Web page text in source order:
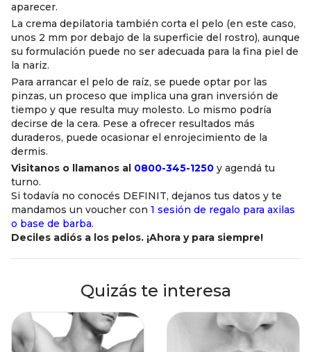
aparecer.
La crema depilatoria también corta el pelo (en este caso,
unos 2 mm por debajo de la superficie del rostro), aunque
su formulación puede no ser adecuada para la fina piel de
la nariz.
Para arrancar el pelo de raíz, se puede optar por las
pinzas, un proceso que implica una gran inversión de
tiempo y que resulta muy molesto. Lo mismo podría
decirse de la cera. Pese a ofrecer resultados más
duraderos, puede ocasionar el enrojecimiento de la
dermis.
Visitanos o llamanos al 0800-345-1250 y agendá tu
turno.
Si todavía no conocés DEFINIT, dejanos tus datos y te
mandamos un voucher con 1 sesión de regalo para axilas
o base de barba.
Deciles adiós a los pelos. ¡Ahora y para siempre!
Quizás te interesa